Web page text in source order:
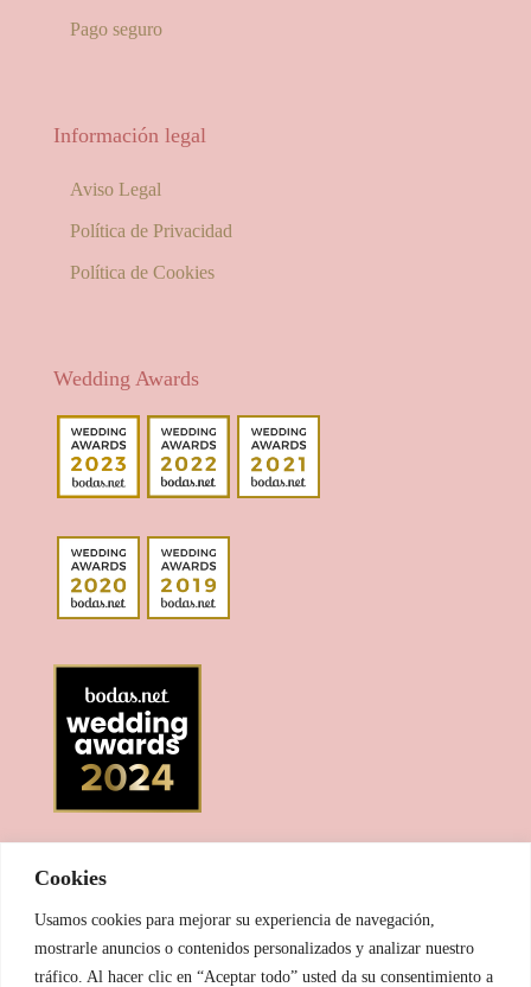
Cookies
Usamos cookies para mejorar su experiencia de navegación,
mostrarle anuncios o contenidos personalizados y analizar nuestro
tráfico. Al hacer clic en “Aceptar todo” usted da su consentimiento a
Pago seguro
Información legal
Aviso Legal
Política de Privacidad
Política de Cookies
Wedding Awards